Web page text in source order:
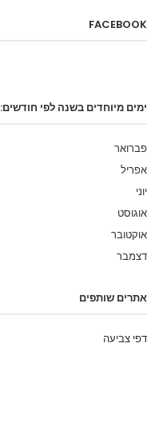
FACEBOOK
ימים מיוחדים בשנה לפי חודשים:
פברואר
אפריל
יוני
אוגוסט
אוקטובר
דצמבר
אתרים שותפים
דפי צביעה